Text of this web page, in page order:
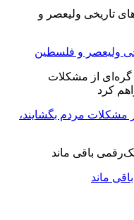
ولیعصر و فلسطین
مشکلات مردم بگشایند،
ماند